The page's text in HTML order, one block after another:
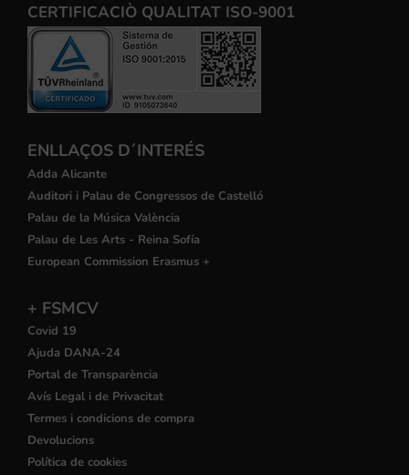
CERTIFICACIÒ QUALITAT ISO-9001
ENLLAÇOS D´INTERÉS
Adda Alicante
Auditori i Palau de Congressos de Castelló
Palau de la Música València
Palau de Les Arts - Reina Sofía
European Commission Erasmus +
+ FSMCV
Covid 19
Ajuda DANA-24
Portal de Transparència
Avís Legal i de Privacitat
Termes i condicions de compra
Devolucions
Política de cookies